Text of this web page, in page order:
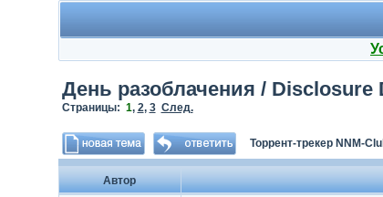
День разоблачения / Disclosure
Страницы: 1, 2, 3 След.
Торрент-трекер NNM-
Автор